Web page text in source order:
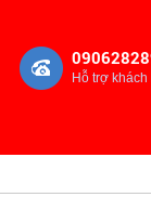
Hỗ trợ khách